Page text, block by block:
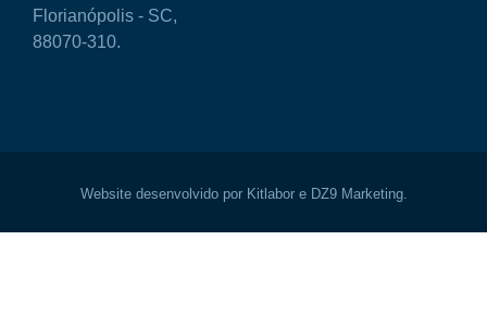
Florianópolis - SC,
88070-310.
Website desenvolvido por Kitlabor e DZ9 Marketing.